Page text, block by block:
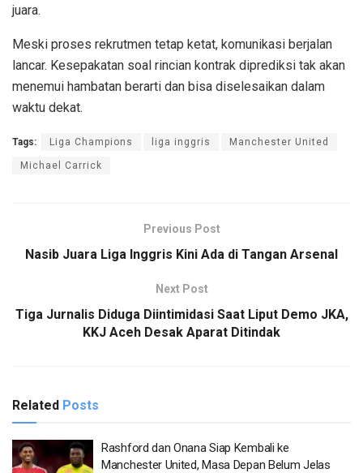
juara.
Meski proses rekrutmen tetap ketat, komunikasi berjalan
lancar. Kesepakatan soal rincian kontrak diprediksi tak akan
menemui hambatan berarti dan bisa diselesaikan dalam
waktu dekat.
Tags: Liga Champions liga inggris Manchester United
Michael Carrick
Previous Post
Nasib Juara Liga Inggris Kini Ada di Tangan Arsenal
Next Post
Tiga Jurnalis Diduga Diintimidasi Saat Liput Demo JKA,
KKJ Aceh Desak Aparat Ditindak
Related Posts
Rashford dan Onana Siap Kembali ke
Manchester United, Masa Depan Belum Jelas